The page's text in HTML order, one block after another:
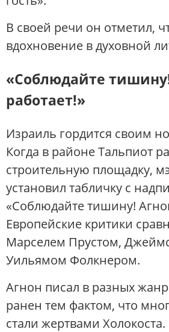
В своей речи он отметил,
вдохновение в духовной
«Соблюдайте
работает!»
Израиль гордится своим
Когда в районе Тальпиот
строительную площадку,
установил табличку с
«Соблюдайте тишину!
Европейские критики
Марселем Прустом,
Уильямом Фолкнером.
Агнон писал в разных
ранен тем фактом, что
стали жертвами